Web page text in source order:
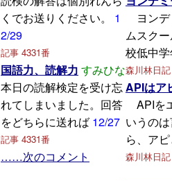
くでお送りください。
1
2/29
記事 4331番
国語力、読解力 すみひな
本日の読解検定を受け忘
れてしまいました。回答
をどちらに送れば 12/27
記事 4331番
……次のコメント
ヨンデ
ムスク
校低中
森川林日記
APIはア
APIを
いうの
ら、ア
森川林日記